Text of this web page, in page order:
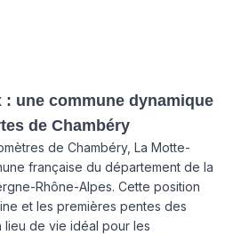
: une commune dynamique
de Chambéry
de Chambéry, La Motte-
française du département de la
Rhône-Alpes. Cette position
et les premières pentes des
lieu de vie idéal pour les